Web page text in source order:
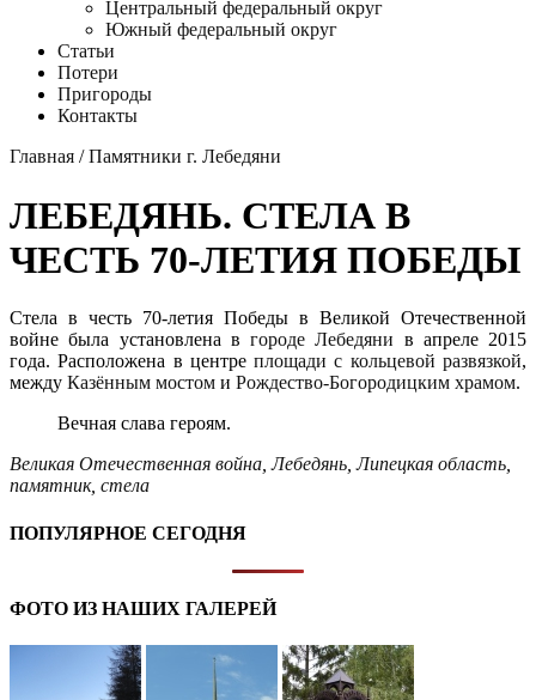
Центральный федеральный округ
Южный федеральный округ
Статьи
Потери
Пригороды
Контакты
Главная /Памятники г. Лебедяни
ЛЕБЕДЯНЬ. СТЕЛА В
ЧЕСТЬ 70-ЛЕТИЯ ПОБЕДЫ
Стела в честь 70-летия Победы в Великой Отечественной
войне была установлена в городе Лебедяни в апреле 2015
года. Расположена в центреплощади с кольцевой развязкой,
между Казённым мостом и Рождество-Богородицким храмом.
Вечная слава героям.
Великая Отечественная война ,Лебедянь ,Липецкая область
памятник, стела
ПОПУЛЯРНОЕ СЕГОДНЯ
ФОТО ИЗ НАШИХ ГАЛЕРЕЙ